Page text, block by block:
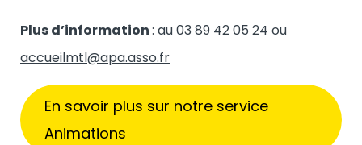
Plus d’information: au 03 89 42 05 24 ou
accueilmtl@apa.asso.fr
En savoir plus sur notre service
Animations